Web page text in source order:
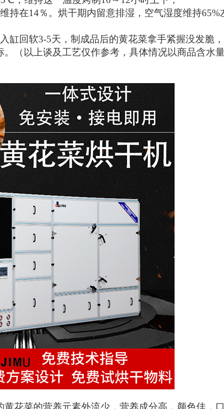
持在14％。烘干期内留意排湿，空气湿度维持65%
缸回软3-5天，制成品后的黄花菜拿手紧握没发脆，
。（ 以 上谈及工艺仅作参考，具体情况以商品含水量
花菜的营养元素外流少，营养成分高，颜色佳，口